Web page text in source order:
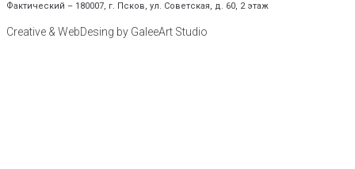
Фактический – 180007, г. Псков, ул. Советская, д. 60, 2 этаж
Creative & WebDesing by GaleeArt Studio